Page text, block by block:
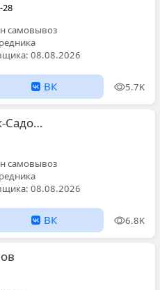
28
самовывоз
08.08.2026
ВК 5.7K
Смешные-Цены Тк-Садовод
самовывоз
08.08.2026
ВК 6.8K